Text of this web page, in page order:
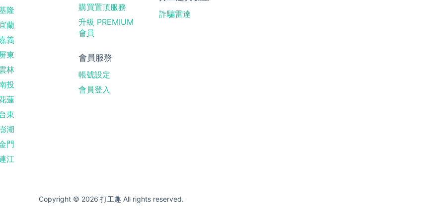
隆
蘭
義
東
林
投
蓮
東
湖
門
江
購買置頂服務
升級 PREMIUM
會員
會員服務
帳號設定
會員登入
詐騙雷達
Copyright © 2026 打工趣 All rights reserved.